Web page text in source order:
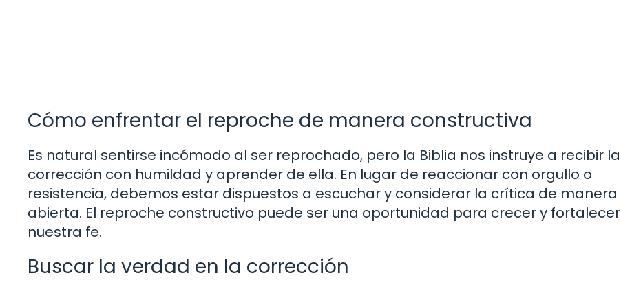
Cómo enfrentar el reproche de manera constructiva
Es natural sentirse incómodo al ser reprochado, pero la Biblia nos instruye a recibir la
corrección con humildad y aprender de ella. En lugar de reaccionar con orgullo o
resistencia, debemos estar dispuestos a escuchar y considerar la crítica de manera
abierta. El reproche constructivo puede ser una oportunidad para crecer y fortalecer
nuestra fe.
Buscar la verdad en la corrección